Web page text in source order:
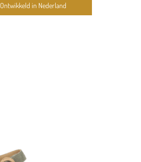
Ontwikkeld in Nederland